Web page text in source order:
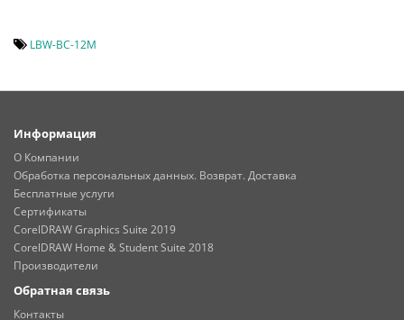
LBW-BC-12M
Информация
О Компании
Обработка персональных данных. Возврат. Доставка
Бесплатные услуги
Сертификаты
CorelDRAW Graphics Suite 2019
CorelDRAW Home & Student Suite 2018
Производители
Обратная связь
Контакты